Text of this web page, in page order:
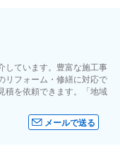
しています。豊富な施工事
リフォーム・修繕に対応で
積を依頼できます。「地域
メールで送る